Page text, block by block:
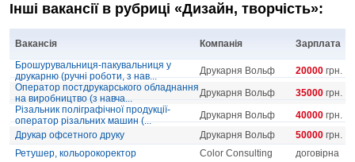
Інші вакансії в рубриці «Дизайн, творчість»:
Вакансія Компанія
Зарплата
Брошурувальниця-пакувальниця у
друкарню (ручні роботи, з нав...
Друкарня Вольф 20000 грн.
Оператор постдрукарського обладнання
на виробництво (з навча...
Друкарня Вольф 35000 грн.
Різальник поліграфічної продукції-
оператор різальних машин (...
Друкарня Вольф 40000 грн.
Друкар офсетного друку
Друкарня Вольф 50000 грн.
Ретушер, кольорокоректор
Color Consulting
договірна